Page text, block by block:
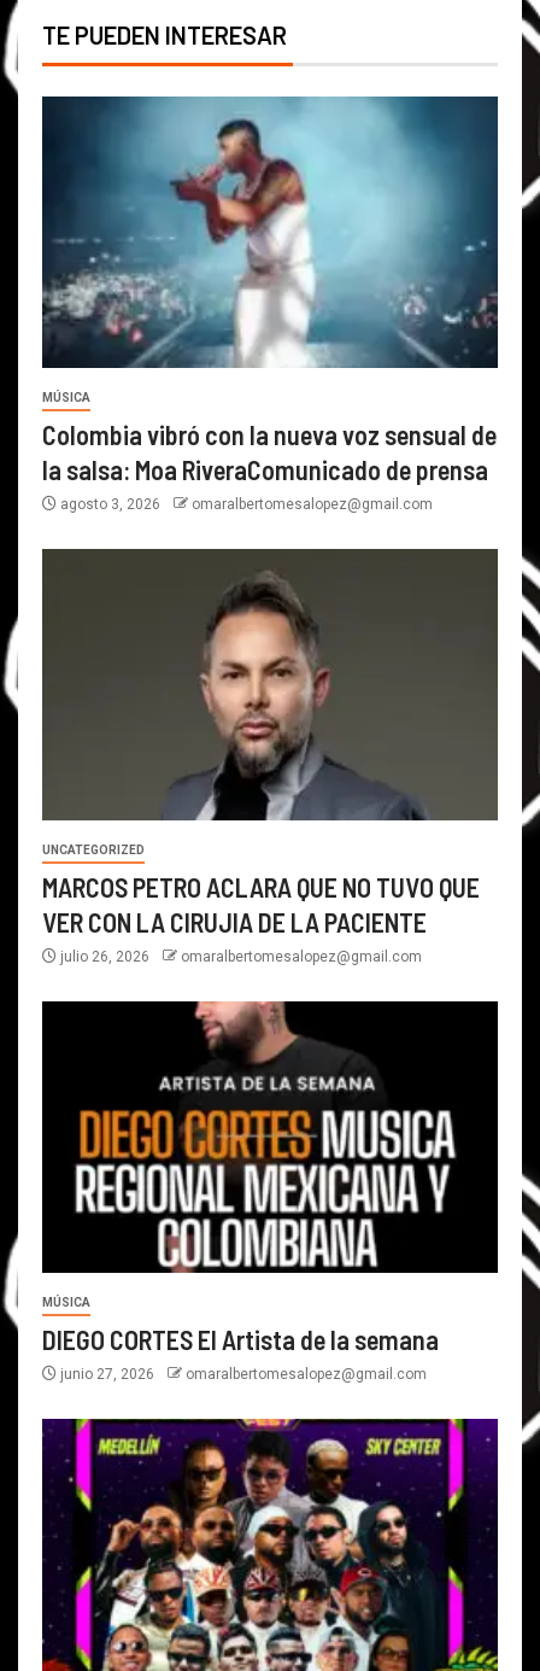
TE PUEDEN INTERESAR
MÚSICA
Colombia vibró con la nueva voz sensual de
la salsa: Moa RiveraComunicado de prensa
agosto 3, 2026 omaralbertomesalopez@gmail.com
UNCATEGORIZED
MARCOS PETRO ACLARA QUE NO TUVO QUE
VER CON LA CIRUJIA DE LA PACIENTE
julio 26, 2026 omaralbertomesalopez@gmail.com
MÚSICA
DIEGO CORTES El Artista de la semana
junio 27, 2026 omaralbertomesalopez@gmail.com